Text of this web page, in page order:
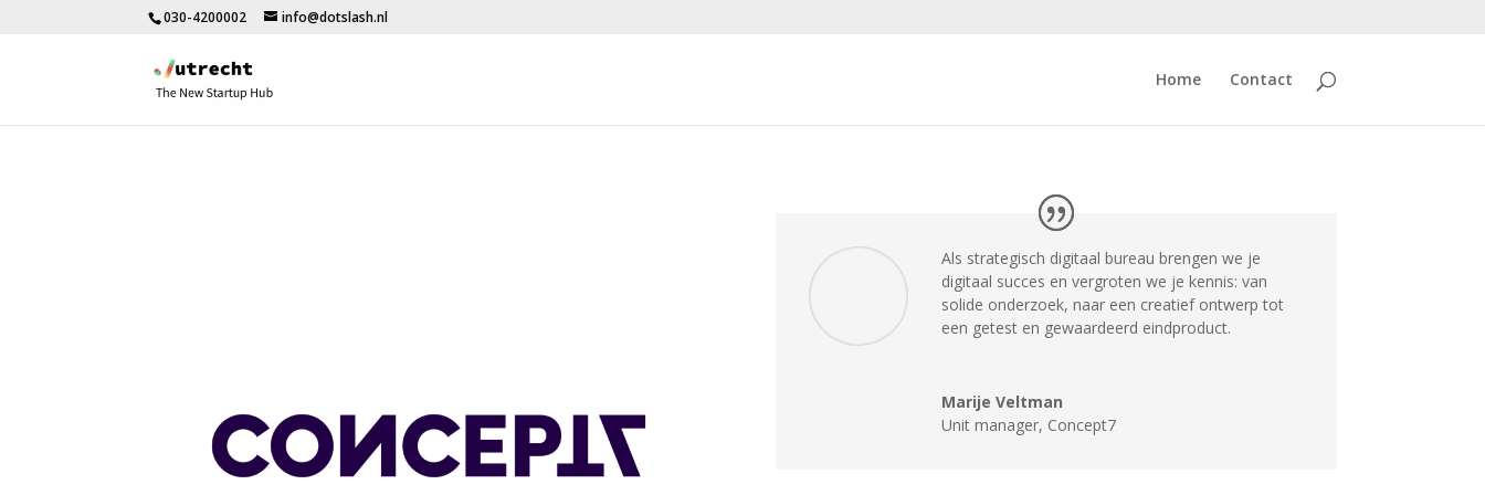
030-4200002 info@dotslash.nl
Home Contact
Als strategisch digitaal bureau brengen we je
digitaal succes en vergroten we je kennis: van
solide onderzoek, naar een creatief ontwerp tot
een getest en gewaardeerd eindproduct.
Marije Veltman
Unit manager, Concept7